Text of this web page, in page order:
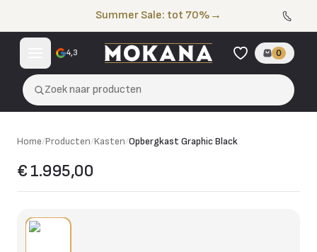
Summer Sale: tot 70% →
4,3 0
Zoek naar producten
Home/Producten/Kasten/Opbergkast Graphic Black
€ 1.995,00